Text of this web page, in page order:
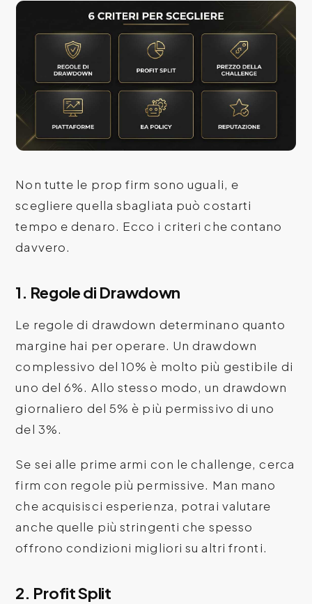
Non tutte le prop firm sono uguali, e
scegliere quella sbagliata può costarti
tempo e denaro. Ecco i criteri che contano
davvero.
1. Regole di Drawdown
Le regole di drawdown determinano quanto
margine hai per operare. Un drawdown
complessivo del 10% è molto più gestibile di
uno del 6%. Allo stesso modo, un drawdown
giornaliero del 5% è più permissivo di uno
del 3%.
Se sei alle prime armi con le challenge, cerca
firm con regole più permissive. Man mano
che acquisisci esperienza, potrai valutare
anche quelle più stringenti che spesso
offrono condizioni migliori su altri fronti.
2. Profit Split